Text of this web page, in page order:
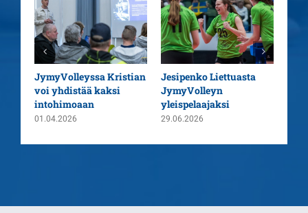
JymyVolleyssa Kristian
voi yhdistää kaksi
intohimoaan
01.04.2026
Jesipenko Liettuasta
JymyVolleyn
yleispelaajaksi
29.06.2026